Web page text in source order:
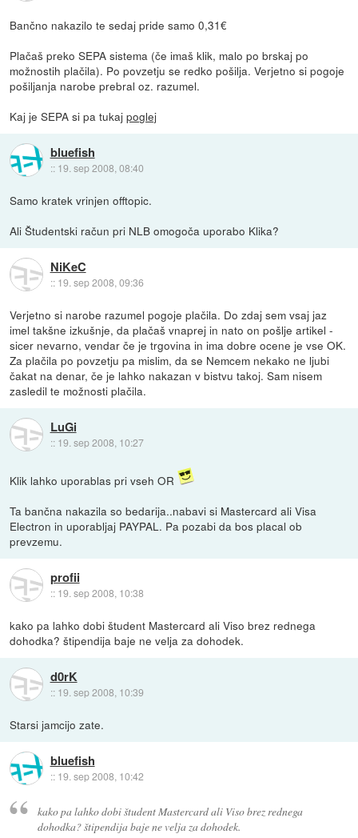
Bančno nakazilo te sedaj pride samo 0,31€
Plačaš preko SEPA sistema (če imaš klik, malo po brskaj po
možnostih plačila). Po povzetju se redko pošilja. Verjetno si pogoje
pošiljanja narobe prebral oz. razumel.
Kaj je SEPA si pa tukajpoglej
bluefish
:: 19. sep 2008, 08:40
Samo kratek vrinjen offtopic.
Ali Študentski račun pri NLB omogoča uporabo Klika?
NiKeC
:: 19. sep 2008, 09:36
Verjetno si narobe razumel pogoje plačila. Do zdaj sem vsaj jaz
imel takšne izkušnje, da plačaš vnaprej in nato on pošlje artikel -
sicer nevarno, vendar če je trgovina in ima dobre ocene je vse OK.
Za plačila po povzetju pa mislim, da se Nemcem nekako ne ljubi
čakat na denar, če je lahko nakazan v bistvu takoj. Sam nisem
zasledil te možnosti plačila.
LuGi
:: 19. sep 2008, 10:27
Klik lahko uporablas pri vseh OR
Ta bančna nakazila so bedarija..nabavi si Mastercard ali Visa
Electron in uporabljaj PAYPAL. Pa pozabi da bos placal ob
prevzemu.
profii
:: 19. sep 2008, 10:38
kako pa lahko dobi študent Mastercard ali Viso brez rednega
dohodka? štipendija baje ne velja za dohodek.
d0rK
:: 19. sep 2008, 10:39
Starsi jamcijo zate.
bluefish
:: 19. sep 2008, 10:42
kako pa lahko dobi študent Mastercard ali Viso brez rednega
dohodka? štipendija baje ne velja za dohodek.